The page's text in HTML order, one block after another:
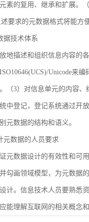
素的复用、继承和扩展。
要求的元数据格式将能方
据技术体系
地描述和组织信息内容的
Unicode来
（3）对信息单元的内容
中登记，登记系统通过开
元数据的结构和语义。
元数据的人员要求
元数据设计的有效性和可
勾画领域模型，为元数据
计。信息技术人员要熟悉
能理解互联网的相关概念